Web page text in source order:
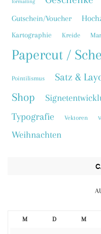
formatting
Gutschein/Voucher
Kartographie Kreide
Papercut /
Pointilismus Satz &
Shop
Typografie Vektoren
Weihnachten
M D M